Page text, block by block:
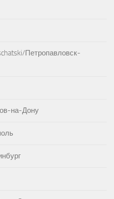
Петропавловск-
на-Дону